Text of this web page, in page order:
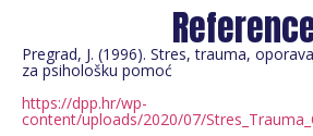
Pregrad, J. (1996). Stres, trauma,
za psihološku pomoć
https://dpp.hr/wp-
content/uploads/2020/07/